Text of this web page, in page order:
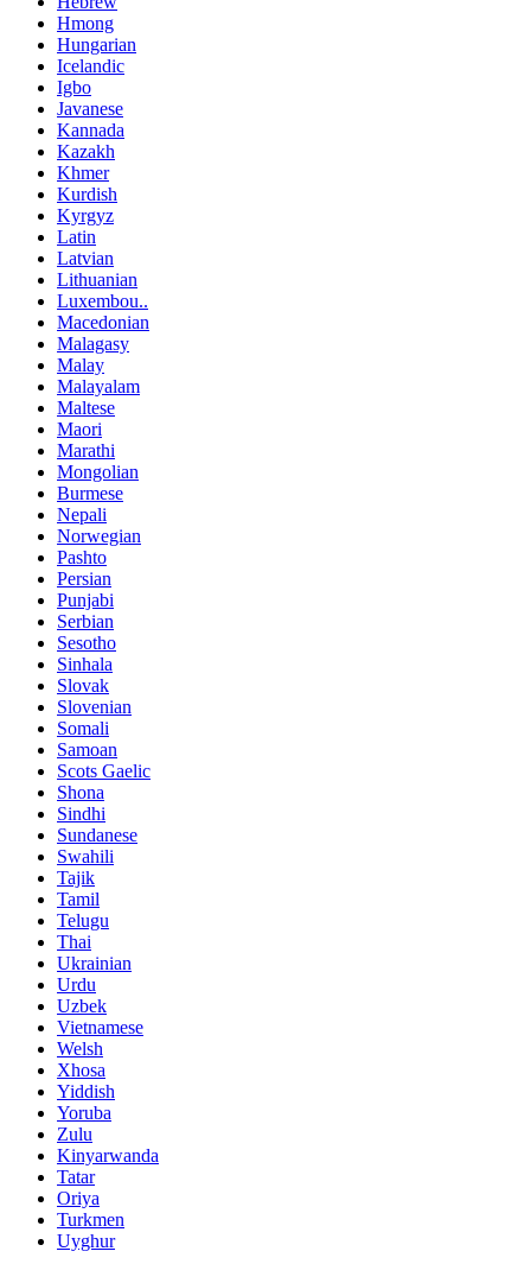
Hmong
Hungarian
Icelandic
Igbo
Javanese
Kannada
Kazakh
Khmer
Kurdish
Kyrgyz
Latin
Latvian
Lithuanian
Luxembou..
Macedonian
Malagasy
Malay
Malayalam
Maltese
Maori
Marathi
Mongolian
Burmese
Nepali
Norwegian
Pashto
Persian
Punjabi
Serbian
Sesotho
Sinhala
Slovak
Slovenian
Somali
Samoan
Scots Gaelic
Shona
Sindhi
Sundanese
Swahili
Tajik
Tamil
Telugu
Thai
Ukrainian
Urdu
Uzbek
Vietnamese
Welsh
Xhosa
Yiddish
Yoruba
Zulu
Kinyarwanda
Tatar
Oriya
Turkmen
Uyghur